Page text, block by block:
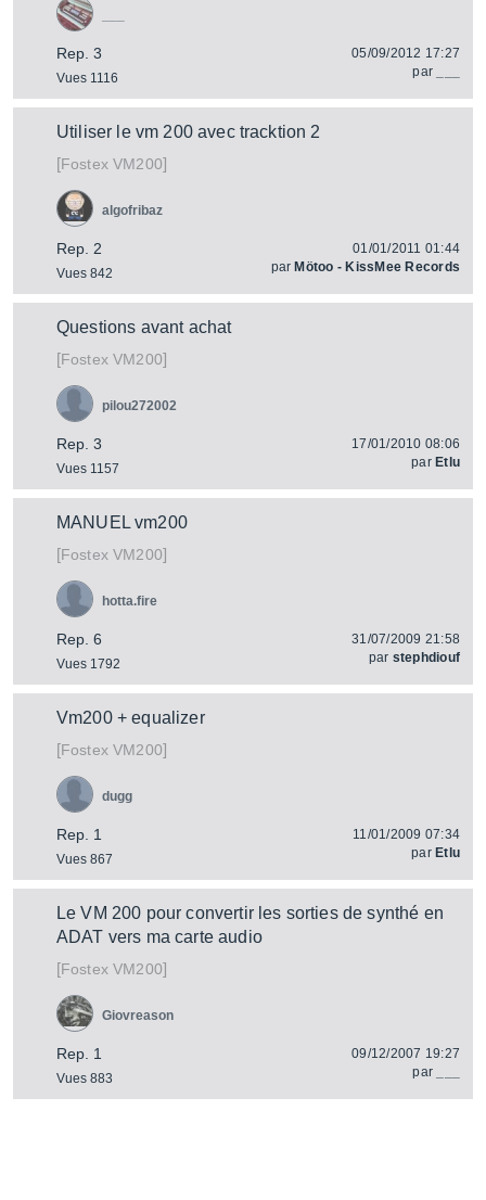
Rep. 3
Vues 1116
05/09/2012 17:27
par
Utiliser le vm 200 avec tracktion 2
[FostexVM200]
Rep. 2
Vues 842
algofribaz
01/01/2011 01:44
par Mötoo - KissMee Records
Questions avant achat
[FostexVM200]
Rep. 3
Vues 1157
pilou272002
17/01/2010 08:06
par Etlu
MANUEL vm200
[FostexVM200]
Rep. 6
Vues 1792
hotta.fire
31/07/2009 21:58
par stephdiouf
Vm200 + equalizer
[FostexVM200]
Rep. 1
Vues 867
dugg
11/01/2009 07:34
par Etlu
Le VM 200 pour convertir les sorties de synthé en
ADAT vers ma carte audio
[FostexVM200]
Rep. 1
Vues 883
Giovreason
09/12/2007 19:27
par